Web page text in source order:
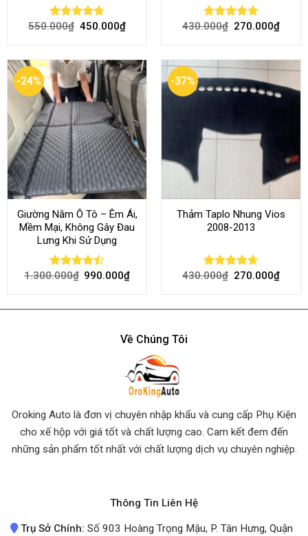
Rated4.70
550.000₫ 450.000₫ Rated 4.80
430.000₫ 270.000₫
-24%
Giường Nằm Ô Tô – Êm Ái,
Mềm Mại, Không Gây Đau
Lưng Khi Sử Dụng
Rated
1.300.000₫ 990.000₫
-37%
Thảm Taplo Nhung Vios
2008-2013
Rated 4.64
430.000₫ 270.000₫
Về Chúng Tôi
Oroking Auto là đơn vị chuyên nhập khẩu và cung cấp Phụ Kiện
cho xế hộp với giá tốt và chất lượng cao. Cam kết đem đến
những sản phẩm tốt nhất với chất lượng dịch vụ chuyên nghiệp.
Thông Tin Liên Hệ
Trụ Sở Chính: Số 903 Hoàng Trọng Mậu, P. Tân Hưng, Quận